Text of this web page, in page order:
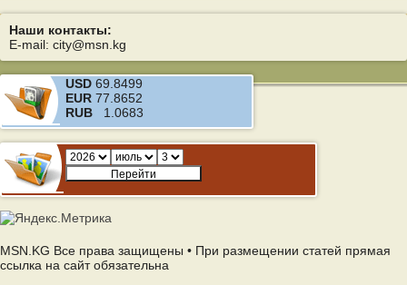
Наши контакты:
E-mail: city@msn.kg
USD 69.8499
EUR 77.8652
RUB 1.0683
MSN.KG Все права защищены • При размещении статей прямая
ссылка на сайт обязательна